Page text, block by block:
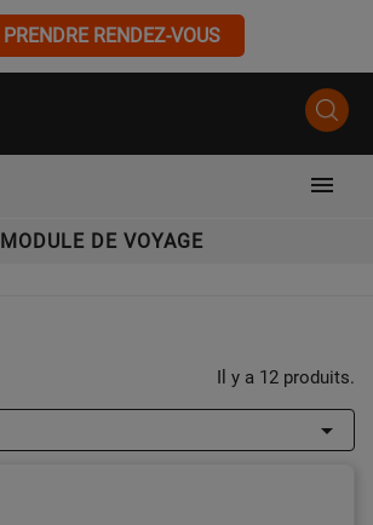
PRENDRE RENDEZ-VOUS

MODULE DE VOYAGE
Il y a 12 produits.
